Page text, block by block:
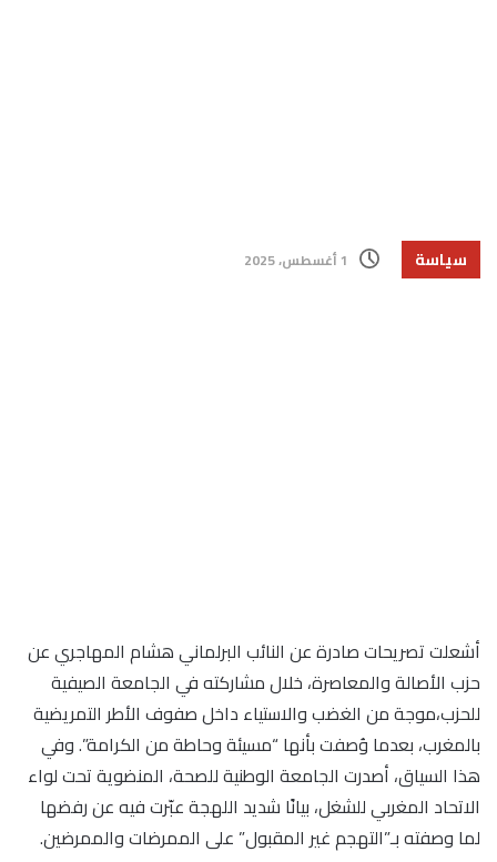
سياسة 1 أغسطس، 2025
أشعلت تصريحات صادرة عن النائب البرلماني هشام المهاجري عن
حزب الأصالة والمعاصرة، خلال مشاركته في الجامعة الصيفية
للحزب،موجة من الغضب والاستياء داخل صفوف الأطر التمريضية
بالمغرب، بعدما وُصفت بأنها “مسيئة وحاطة من الكرامة”. وفي
هذا السياق، أصدرت الجامعة الوطنية للصحة، المنضوية تحت لواء
الاتحاد المغربي للشغل، بيانًا شديد اللهجة عبّرت فيه عن رفضها
لما وصفته بـ”التهجم غير المقبول” على الممرضات والممرضين.